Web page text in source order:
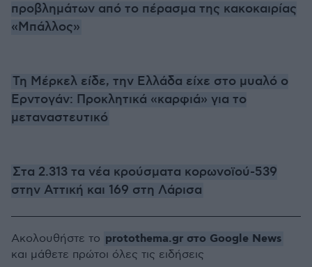
προβλημάτων από το πέρασμα της κακοκαιρίας
«Μπάλλος»
Τη Μέρκελ είδε, την Ελλάδα είχε στο μυαλό ο
Ερντογάν: Προκλητικά «καρφιά» για το
μεταναστευτικό
Στα 2.313 τα νέα κρούσματα κορωνοϊού-539
στην Αττική και 169 στη Λάρισα
Ακολουθήστε το protothema.gr στο Google News
και μάθετε πρώτοι όλες τις ειδήσεις